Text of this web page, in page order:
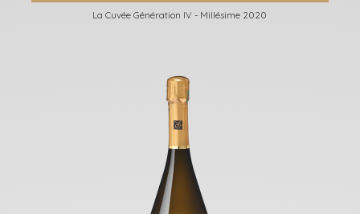
La Cuvée Génération IV - Millésime 2020